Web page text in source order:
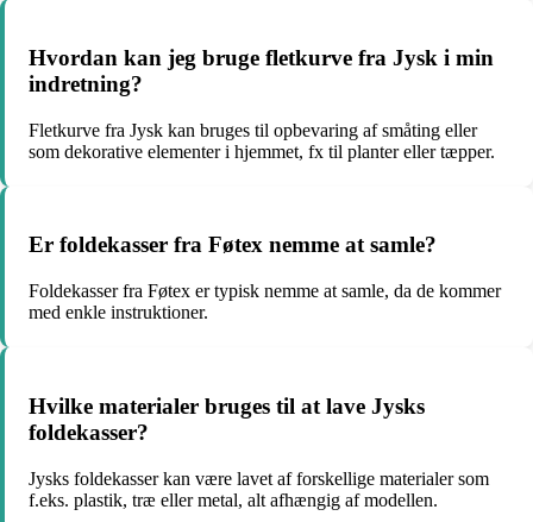
Hvordan kan jeg bruge fletkurve fra Jysk i min
indretning?
Fletkurve fra Jysk kan bruges til opbevaring af småting eller
som dekorative elementer i hjemmet, fx til planter eller tæpper.
Er foldekasser fra Føtex nemme at samle?
Foldekasser fra Føtex er typisk nemme at samle, da de kommer
med enkle instruktioner.
Hvilke materialer bruges til at lave Jysks
foldekasser?
Jysks foldekasser kan være lavet af forskellige materialer som
f.eks. plastik, træ eller metal, alt afhængig af modellen.